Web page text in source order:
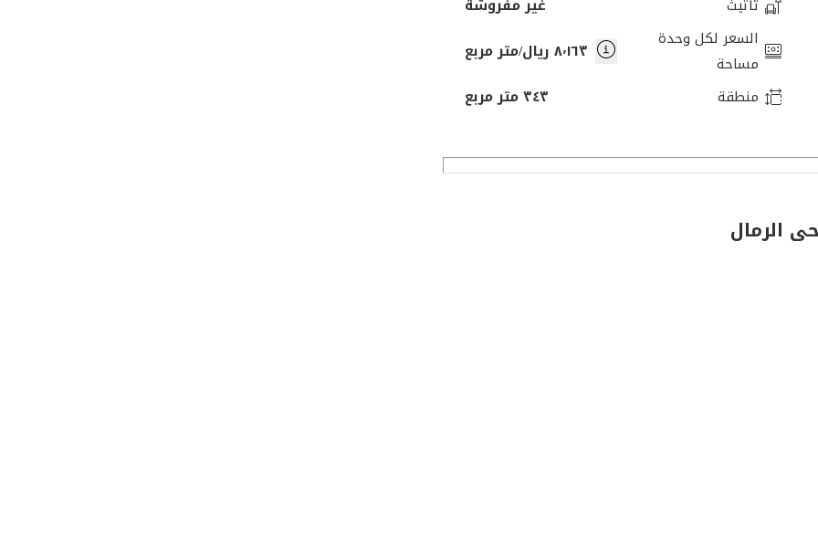
تأثيث
غير مفروشة
السعر لكل وحدة
مساحة
٨٬١٦٣ ريال/متر مربع
منطقة
٣٤٣ متر مربع